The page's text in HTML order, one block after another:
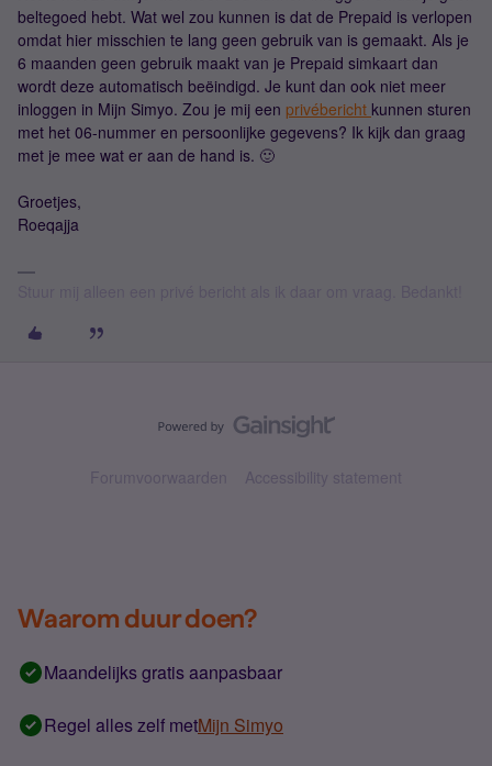
beltegoed hebt. Wat wel zou kunnen is dat de Prepaid is verlopen
omdat hier misschien te lang geen gebruik van is gemaakt. Als je
6 maanden geen gebruik maakt van je Prepaid simkaart dan
wordt deze automatisch beëindigd. Je kunt dan ook niet meer
inloggen in Mijn Simyo. Zou je mij een privébericht kunnen sturen
met het 06-nummer en persoonlijke gegevens? Ik kijk dan graag
met je mee wat er aan de hand is. 🙂
Groetjes,
Roeqajja
Forumvoorwaarden Accessibility statement
Waarom duur doen?
Maandelijks gratis aanpasbaar
Regel alles zelf metMijn Simyo